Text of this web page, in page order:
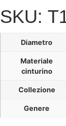
SKU:
Diametro
Materiale
cinturino
Collezione
Genere